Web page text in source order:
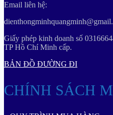
Email liên hệ:
Giấy phép kinh doanh số
TP Hồ Chí Minh cấp.
BẢN ĐỒ ĐƯỜNG ĐI
CHÍNH SÁCH